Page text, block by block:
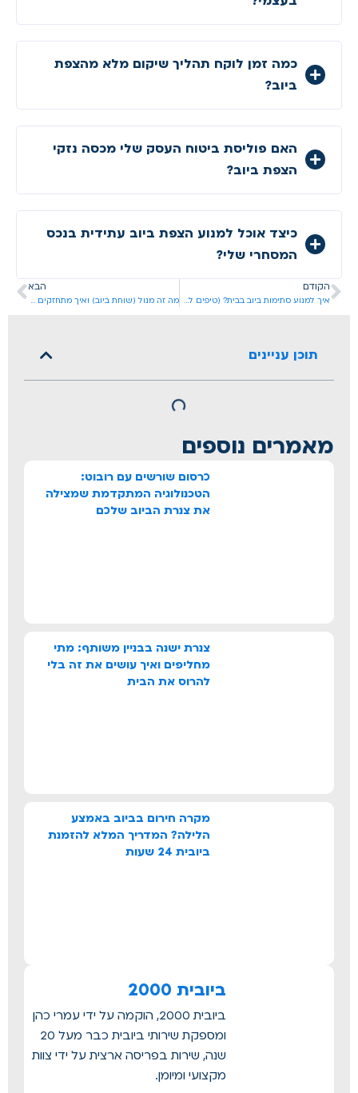
כמה זמן לוקח תהליך שיקום מלא מהצפת
ביוב?
האם פוליסת ביטוח העסק שלי מכסה נזקי
הצפת ביוב?
כיצד אוכל למנוע הצפת ביוב עתידית בנכס
המסחרי שלי?
הקודם
איך למנוע סתימות ביוב בבית? (טיפים למטבח ולחדר האמבטיה)
הבא
מה זה מנול (שוחת ביוב) ואיך מתחזקים אותו?
תוכן עניינים
מאמרים נוספים
כרסום שורשים עם רובוט:
הטכנולוגיה המתקדמת שמצילה
את צנרת הביוב שלכם
צנרת ישנה בבניין משותף: מתי
מחליפים ואיך עושים את זה בלי
להרוס את הבית
מקרה חירום בביוב באמצע
הלילה? המדריך המלא להזמנת
ביובית 24 שעות
ביובית 2000
ביובית 2000, הוקמה על ידי עמרי כהן
ומספקת שירותי ביובית כבר מעל 20
שנה, שירות בפריסה ארצית על ידי צוות
מקצועי ומיומן.